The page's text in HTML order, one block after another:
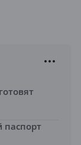
паспорт